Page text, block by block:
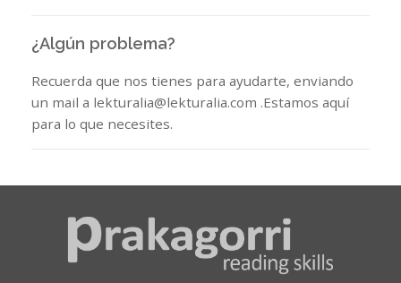
¿Algún problema?
Recuerda que nos tienes para ayudarte, enviando
un mail a lekturalia@lekturalia.com .Estamos aquí
para lo que necesites.